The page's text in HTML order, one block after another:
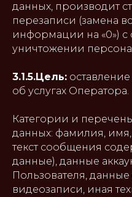
данных, производит
перезаписи (замена
информации на «0») с
уничтожении
3.1.5.Цель:
об услугах Оператора.
Категории и
данных: фамилия,
текст сообщения
данные), данные
Пользователя,
видеозаписи, иная